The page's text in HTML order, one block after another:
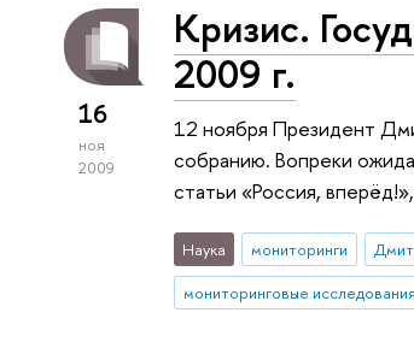
16
ноя
2009
Кризис.
2009 г.
12 ноября Президент
собранию. Вопреки
статьи «Россия,
Наука мониторинги
мониторинговые исследования